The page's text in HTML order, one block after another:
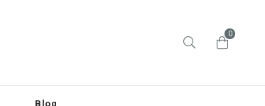
0
Blog